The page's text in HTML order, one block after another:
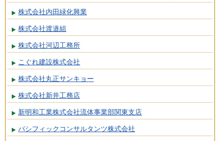
株式会社内田緑化興業
株式会社渡邉組
株式会社河辺工務所
こぐれ建設株式会社
株式会社丸正サンキョー
株式会社新井工務店
新明和工業株式会社流体事業部関東支店
パシフィックコンサルタンツ株式会社